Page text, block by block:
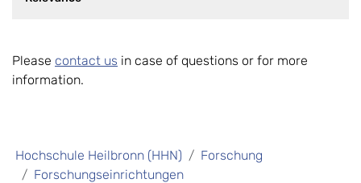
Please contact us in case of questions or for more
information.
Hochschule Heilbronn (HHN)
Forschung
Forschungseinrichtungen